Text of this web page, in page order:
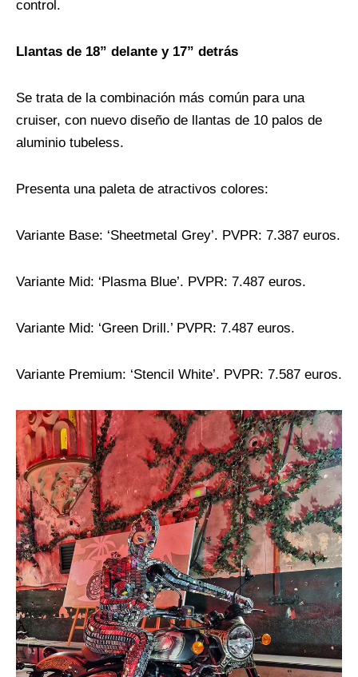
control.
Llantas de 18” delante y 17” detrás
Se trata de la combinación más común para una
cruiser, con nuevo diseño de llantas de 10 palos de
aluminio tubeless.
Presenta una paleta de atractivos colores:
Variante Base: ‘Sheetmetal Grey’. PVPR: 7.387 euros.
Variante Mid: ‘Plasma Blue’. PVPR: 7.487 euros.
Variante Mid: ‘Green Drill.’ PVPR: 7.487 euros.
Variante Premium: ‘Stencil White’. PVPR: 7.587 euros.